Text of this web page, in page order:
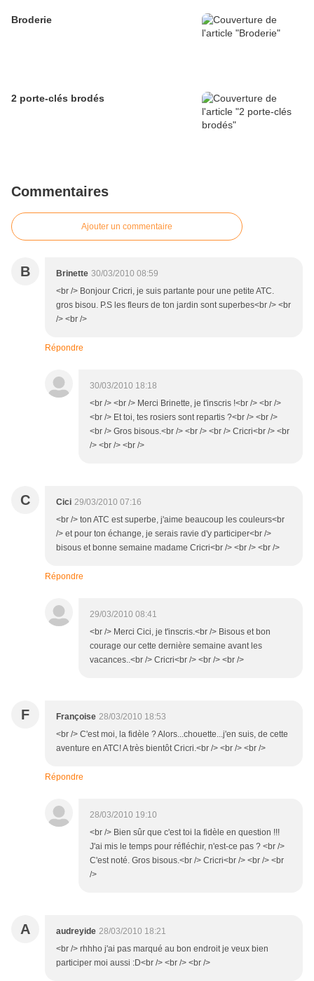
Broderie
2 porte-clés brodés
Commentaires
Ajouter un commentaire
B Brinette 30/03/2010 08:59
<br /> Bonjour Cricri, je suis partante pour une petite ATC.
gros bisou. P.S les fleurs de ton jardin sont superbes<br /> <br
/> <br />
Répondre
30/03/2010 18:18
<br /> <br /> Merci Brinette, je t'inscris !<br /> <br />
<br /> Et toi, tes rosiers sont repartis ?<br /> <br />
<br /> Gros bisous.<br /> <br /> <br /> Cricri<br /> <br
/> <br /> <br />
C Cici 29/03/2010 07:16
<br /> ton ATC est superbe, j'aime beaucoup les couleurs<br
/> et pour ton échange, je serais ravie d'y participer<br />
bisous et bonne semaine madame Cricri<br /> <br /> <br />
Répondre
29/03/2010 08:41
<br /> Merci Cici, je t'inscris.<br /> Bisous et bon
courage our cette dernière semaine avant les
vacances..<br /> Cricri<br /> <br /> <br />
F Françoise 28/03/2010 18:53
<br /> C'est moi, la fidèle ? Alors...chouette...j'en suis, de cette
aventure en ATC! A très bientôt Cricri.<br /> <br /> <br />
Répondre
28/03/2010 19:10
<br /> Bien sûr que c'est toi la fidèle en question !!!
J'ai mis le temps pour réfléchir, n'est-ce pas ? <br />
C'est noté. Gros bisous.<br /> Cricri<br /> <br /> <br
/>
A audreyide 28/03/2010 18:21
<br /> rhhho j'ai pas marqué au bon endroit je veux bien
participer moi aussi :D<br /> <br /> <br />